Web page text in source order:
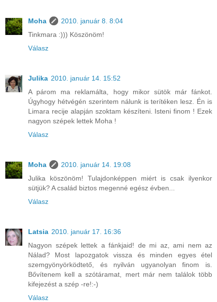
Moha
2010. január 8. 8:04
Tinkmara :))) Köszönöm!
Válasz
Julika 2010. január 14. 15:52
A párom ma reklamálta, hogy mikor sütök már fánkot.
Úgyhogy hétvégén szerintem nálunk is terítéken lesz. Én is
Limara recije alapján szoktam készíteni. Isteni finom ! Ezek
nagyon szépek lettek Moha !
Válasz
Moha
2010. január 14. 19:08
Julika köszönöm! Tulajdonképpen miért is csak ilyenkor
sütjük? A család biztos megenné egész évben...
Válasz
Latsia 2010. január 17. 16:36
Nagyon szépek lettek a fánkjaid! de mi az, ami nem az
Nálad? Most lapozgatok vissza és minden egyes étel
szemgyönyörködtető, és nyilván ugyanolyan finom is.
Bővítenem kell a szótáramat, mert már nem találok több
kifejezést a szép -re!:-)
Válasz